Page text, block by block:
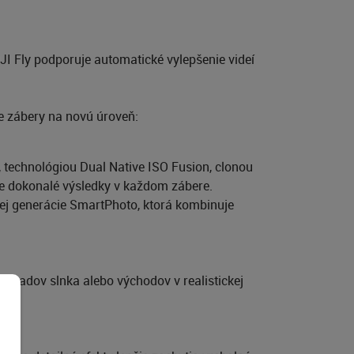
Fly podporuje automatické vylepšenie videí
na novú úroveň:
Dual Native ISO Fusion, clonou
výsledky v každom zábere.
generácie SmartPhoto, ktorá kombinuje
slnka alebo východov v realistickej